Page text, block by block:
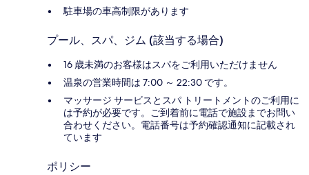
駐車場の車高制限があります
プール、スパ、ジム (該当する場合)
16 歳未満のお客様はスパをご利用いただけません
温泉の営業時間は 7:00 ～ 22:30 です。
マッサージ サービスとスパ トリートメントのご利用に
は予約が必要です。ご到着前に電話で施設までお問い
合わせください。電話番号は予約確認通知に記載され
ています
ポリシー